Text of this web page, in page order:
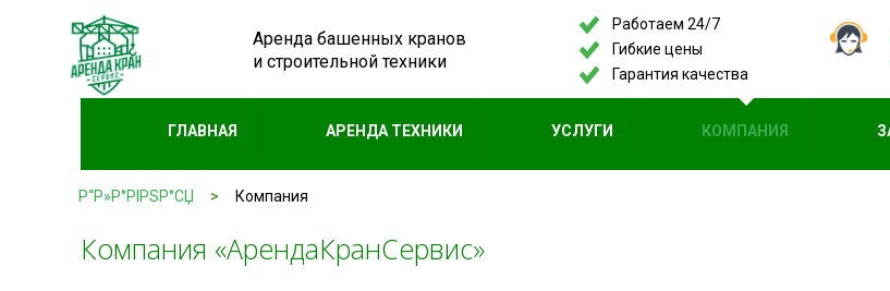
Аренда башенных кранов
и строительной техники
Работаем 24/7
Гибкие цены
Гарантия качества
ГЛАВНАЯ АРЕНДА ТЕХНИКИ УСЛУГИ КОМПАНИЯ
Р“Р»Р°РІРЅР°СЏ > Компания
Компания «АрендаКранСервис»